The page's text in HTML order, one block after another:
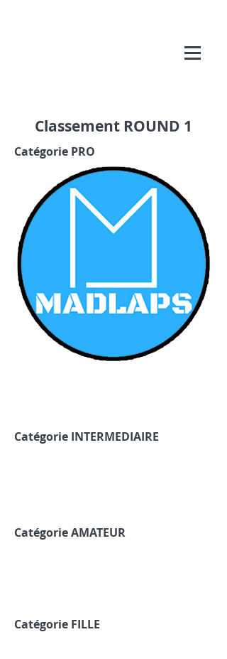
Classement ROUND 1
Catégorie PRO
Catégorie INTERMEDIAIRE
Catégorie AMATEUR
Catégorie FILLE